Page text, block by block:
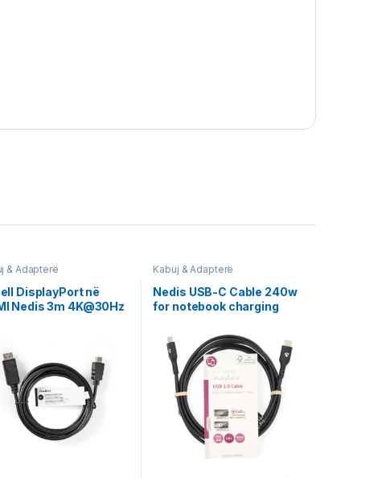
& Adapterë
DisplayPort në
Nedis 3m 4K@30Hz
Kabuj & Adapterë
Nedis USB-C Cable 240w
for notebook charging